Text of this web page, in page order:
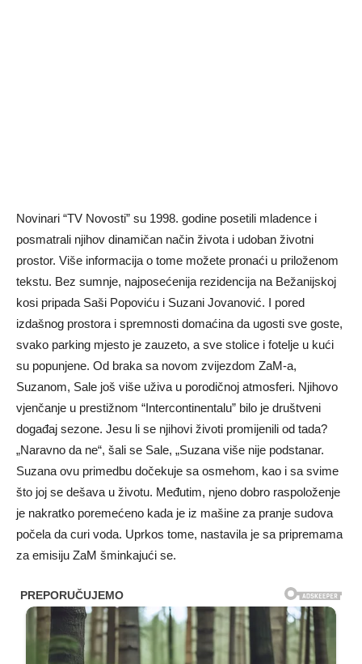
Novinari “TV Novosti” su 1998. godine posetili mladence i
posmatrali njihov dinamičan način života i udoban životni
prostor. Više informacija o tome možete pronaći u priloženom
tekstu. Bez sumnje, najposećenija rezidencija na Bežanijskoj
kosi pripada Saši Popoviću i Suzani Jovanović. I pored
izdašnog prostora i spremnosti domaćina da ugosti sve goste,
svako parking mjesto je zauzeto, a sve stolice i fotelje u kući
su popunjene. Od braka sa novom zvijezdom ZaM-a,
Suzanom, Sale još više uživa u porodičnoj atmosferi. Njihovo
vjenčanje u prestižnom “Intercontinentalu” bilo je društveni
događaj sezone. Jesu li se njihovi životi promijenili od tada?
„Naravno da ne“, šali se Sale, „Suzana više nije podstanar.
Suzana ovu primedbu dočekuje sa osmehom, kao i sa svime
što joj se dešava u životu. Međutim, njeno dobro raspoloženje
je nakratko poremećeno kada je iz mašine za pranje sudova
počela da curi voda. Uprkos tome, nastavila je sa pripremama
za emisiju ZaM šminkajući se.